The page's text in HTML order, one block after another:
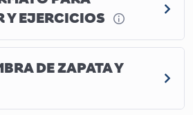
Y EJERCICIOS
DE ZAPATA Y